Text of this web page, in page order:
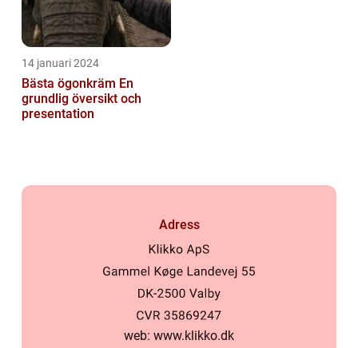
14 januari 2024
Bästa ögonkräm En
grundlig översikt och
presentation
Adress
web: www.klikko.dk